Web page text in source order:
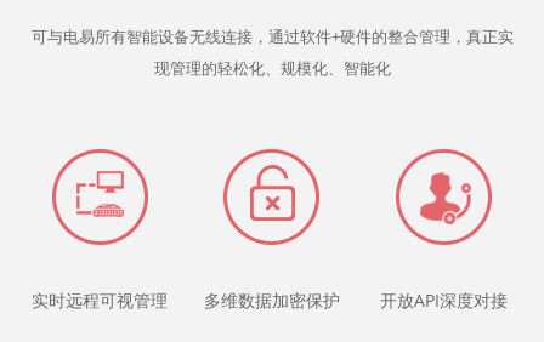
可与电易所有智能设备无线连接，通过软件+硬件的整合管理，真正实
现管理的轻松化、规模化、智能化
实时远程可视管理 多维数据加密保护 开放API深度对接